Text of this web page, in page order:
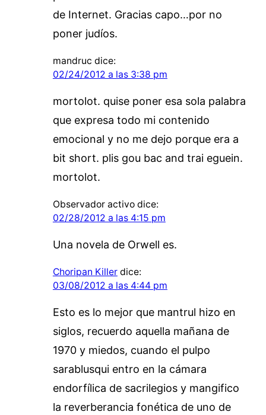
de Internet. Gracias capo…por no
poner judíos.
mandruc dice:
02/24/2012 a las 3:38 pm
mortolot. quise poner esa sola palabra
que expresa todo mi contenido
emocional y no me dejo porque era a
bit short. plis gou bac and trai eguein.
mortolot.
Observador activo dice:
02/28/2012 a las 4:15 pm
Una novela de Orwell es.
Choripan Killer dice:
03/08/2012 a las 4:44 pm
Esto es lo mejor que mantrul hizo en
siglos, recuerdo aquella mañana de
1970 y miedos, cuando el pulpo
sarablusqui entro en la cámara
endorfílica de sacrilegios y mangifico
la reverberancia fonética de uno de